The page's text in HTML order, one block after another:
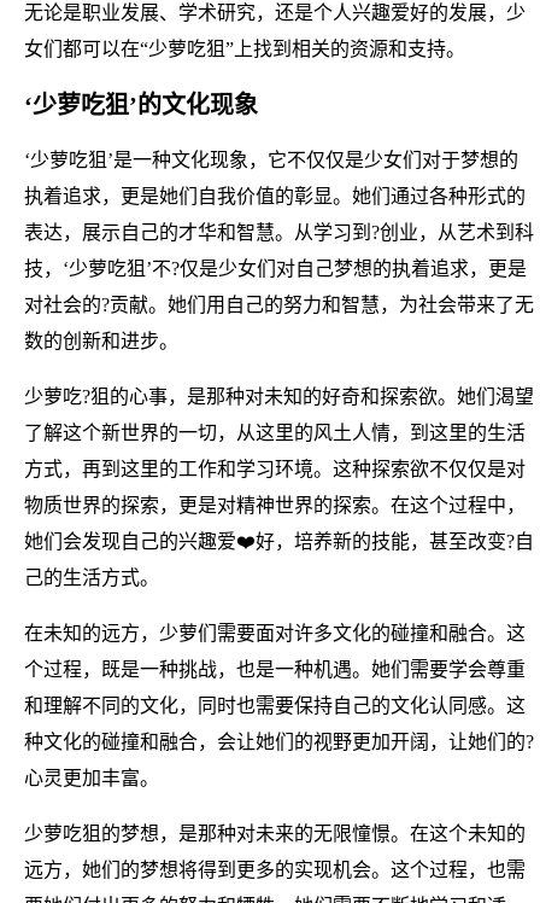
无论是职业发展、学术研究，还是个人兴趣爱好的发展，少
女们都可以在“少萝吃狙”上找到相关的资源和支持。
‘少萝吃狙’的文化现象
‘少萝吃狙’是一种文化现象，它不仅仅是少女们对于梦想的
执着追求，更是她们自我价值的彰显。她们通过各种形式的
表达，展示自己的才华和智慧。从学习到?创业，从艺术到科
技，‘少萝吃狙’不?仅是少女们对自己梦想的执着追求，更是
对社会的?贡献。她们用自己的努力和智慧，为社会带来了无
数的创新和进步。
少萝吃?狙的心事，是那种对未知的好奇和探索欲。她们渴望
了解这个新世界的一切，从这里的风土人情，到这里的生活
方式，再到这里的工作和学习环境。这种探索欲不仅仅是对
物质世界的探索，更是对精神世界的探索。在这个过程中，
她们会发现自己的兴趣爱❤️好，培养新的技能，甚至改变?自
己的生活方式。
在未知的远方，少萝们需要面对许多文化的碰撞和融合。这
个过程，既是一种挑战，也是一种机遇。她们需要学会尊重
和理解不同的文化，同时也需要保持自己的文化认同感。这
种文化的碰撞和融合，会让她们的视野更加开阔，让她们的?
心灵更加丰富。
少萝吃狙的梦想，是那种对未来的无限憧憬。在这个未知的
远方，她们的梦想将得到更多的实现机会。这个过程，也需